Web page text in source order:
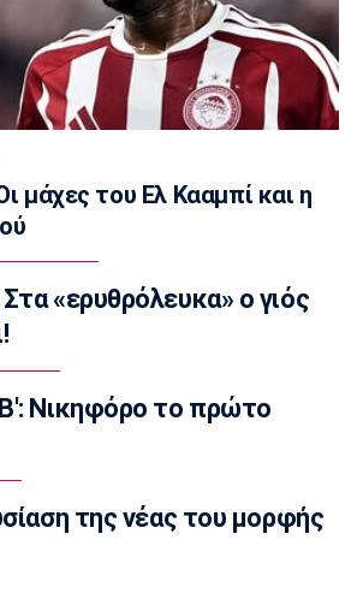
τη μεταγραφή του Ντιομαντέ
Σε φουλ ρυθμούς ο Λιβάι
ο ΟΦΗ»
διάσωσης 31χρονης
δύσβατη περιοχή
από δικά μας λάθη»
μάχες του Ελ Κααμπί και η
«ερυθρόλευκα» ο γιός
Νικηφόρο το πρώτο
της νέας του μορφής